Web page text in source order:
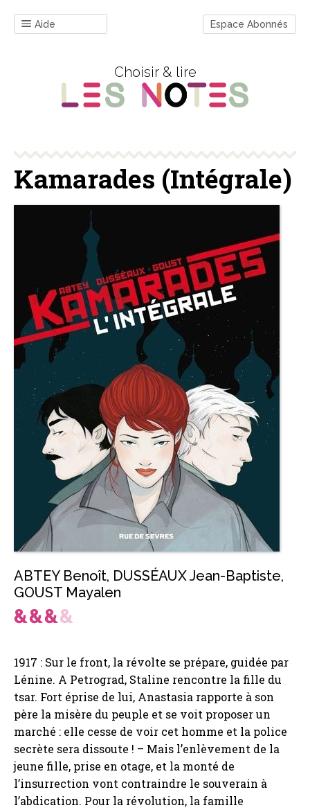
Aide Espace Abonnés
Choisir & lire
Kamarades (Intégrale)
ABTEY Benoît, DUSSÉAUX Jean-Baptiste,
GOUST Mayalen
1917 : Sur le front, la révolte se prépare, guidée par
Lénine. A Petrograd, Staline rencontre la fille du
tsar. Fort éprise de lui, Anastasia rapporte à son
père la misère du peuple et se voit proposer un
marché : elle cesse de voir cet homme et la police
secrète sera dissoute ! – Mais l’enlèvement de la
jeune fille, prise en otage, et la monté de
l’insurrection vont contraindre le souverain à
l’abdication. Pour la révolution, la famille